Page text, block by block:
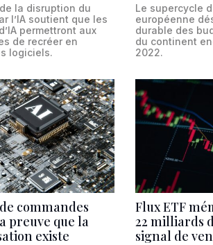
la disruption du
l’IA soutient que les
permettront aux
de recréer en
logiciels.
Le supercycle
européenne
durable des
du continent
2022.
commandes
preuve que la
existe
Flux ETF
22 milliards
signal de